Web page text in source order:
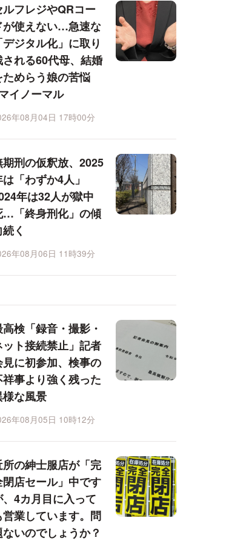
ルフレジやQRコー
が使えない…急速な
デジタル化」に取り
される60代母、結婚
ためらう娘の苦悩
イノーマル
年08月04日 17時00分
期刑の仮釈放、2025
「わずか4人」
年は32人が獄中
…「終身刑化」の傾
く
年08月06日 11時39分
検「録音・撮影・
ット接続禁止」記者
見に初参加、検事の
祥事より強く残った
様な風景
年08月05日 10時12分
所の紳士服店が「完
閉店セール」中です
、4カ月目に入って
営業しています。問
ないのでしょうか？